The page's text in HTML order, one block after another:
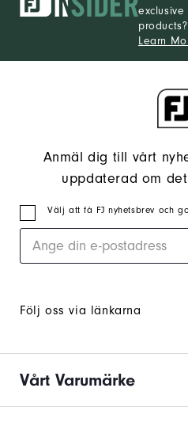
exclusive
products?
Learn
Anmäl dig till vårt
uppdaterad om
Välj att få FJ nyhetsbrev och
Följ oss via länkarna
Vårt Varumärke